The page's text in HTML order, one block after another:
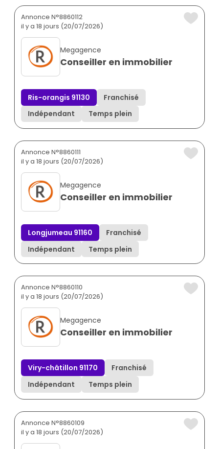
Annonce N°8860112
il y a 18 jours (20/07/2026)
Megagence
Conseiller en immobilier
Ris-orangis 91130
Franchisé
Indépendant
Temps plein
Annonce N°8860111
il y a 18 jours (20/07/2026)
Megagence
Conseiller en immobilier
Longjumeau 91160
Franchisé
Indépendant
Temps plein
Annonce N°8860110
il y a 18 jours (20/07/2026)
Megagence
Conseiller en immobilier
Viry-châtillon 91170
Franchisé
Indépendant
Temps plein
Annonce N°8860109
il y a 18 jours (20/07/2026)